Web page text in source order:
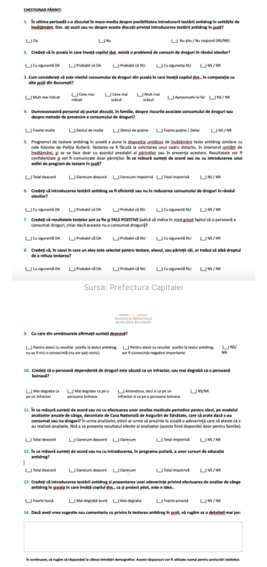
Sursa: Prefectura Capitalei